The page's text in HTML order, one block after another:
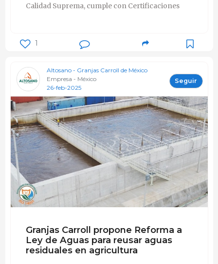
Calidad Suprema, cumple con Certificaciones
1
Altosano - Granjas Carroll de México
Empresa - México
26-feb-2025
Seguir
Granjas Carroll propone Reforma a
Ley de Aguas para reusar aguas
residuales en agricultura